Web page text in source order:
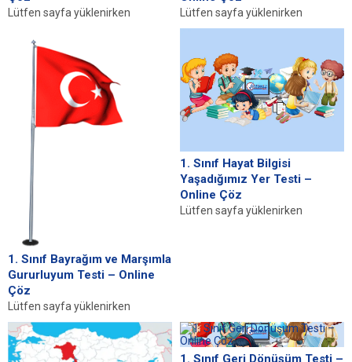
Lütfen sayfa yüklenirken
javascript desteğinin etkin
olduğundan emin olunuz. Eğer
sayfa yüklenmediyse buraya...
Lütfen sayfa yüklenirken
bekleyiniz, tarayıcınızda
olduğundan emin olunuz. Eğer
sayfa yüklenmediyse buraya...
1. Sınıf Bayrağım ve Marşımla
Gururluyum Testi – Online
Çöz
Lütfen sayfa yüklenirken
bekleyiniz, tarayıcınızda
javascript desteğinin etkin
olduğundan emin olunuz. Eğer
1. Sınıf Hayat Bilgisi
Yaşadığımız Yer Testi –
Online Çöz
Lütfen sayfa yüklenirken
1. Sınıf Geri Dönüşüm Testi –